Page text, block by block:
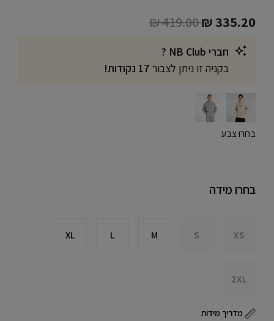
Price reduced from
₪ 419.00to
₪ 335.20
חברי NB Club ?
בקניה זו ניתן לצבור
בחרו צבע
בחרו מידה
XS
S
M
L
XL
2XL
מדריך מידות